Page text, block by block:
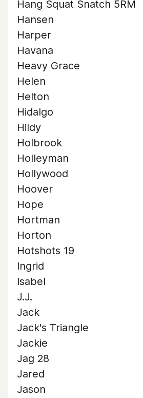
Hang Squat Snatch 5RM
Hansen
Harper
Havana
Heavy Grace
Helen
Helton
Hidalgo
Hildy
Holbrook
Holleyman
Hollywood
Hoover
Hope
Hortman
Horton
Hotshots 19
Ingrid
Isabel
J.J.
Jack
Jack's Triangle
Jackie
Jag 28
Jared
Jason